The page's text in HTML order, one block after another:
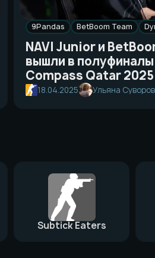
9Pandas BetBoom Team
NAVI Junior и
вышли в полуфиналы
Compass Qatar 2025
18.04.2025 Ульяна
Subtick Eaters